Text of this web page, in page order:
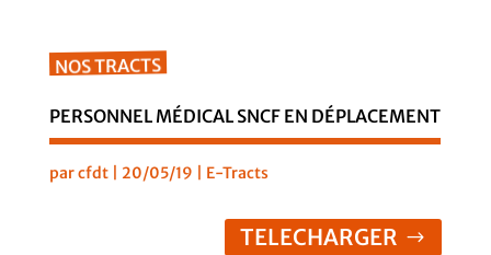
NOS TRACTS
PERSONNEL MÉDICAL SNCF EN DÉPLACEMENT
parcfdt| 20/05/19 E-Tracts
TELECHARGER